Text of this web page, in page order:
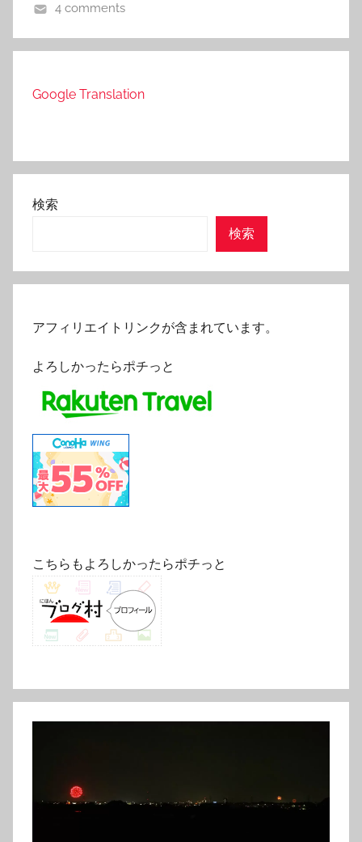
4 comments
Google Translation
検索
検索
アフィリエイトリンクが含まれています。
よろしかったらポチっと
こちらもよろしかったらポチっと